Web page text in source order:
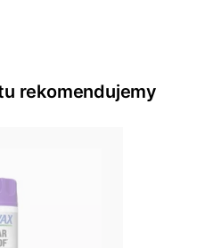
rekomendujemy